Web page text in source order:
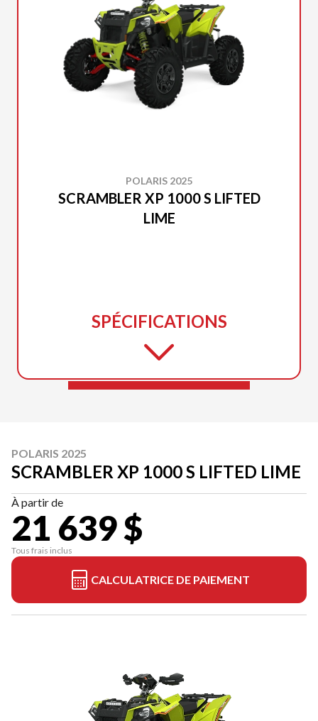
POLARIS 2025
SCRAMBLER XP 1000 S LIFTED
LIME
SPÉCIFICATIONS
POLARIS 2025
SCRAMBLER XP 1000 S LIFTED LIME
À partir de
21 639 $
Tous frais inclus
CALCULATRICE DE PAIEMENT